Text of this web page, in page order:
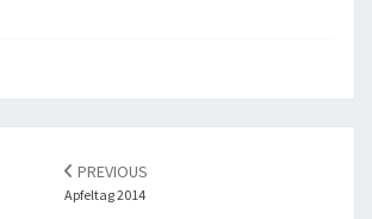
PREVIOUS
Apfeltag 2014